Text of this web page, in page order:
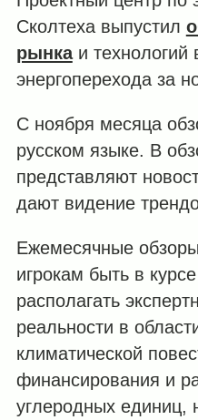
Сколтеха выпустил
рынкаи технологий
энергоперехода за
С ноября месяца
русском языке. В
представляют
дают видение
Ежемесячные
игрокам быть в
располагать
реальности в
климатической
финансирования и
углеродных единиц,